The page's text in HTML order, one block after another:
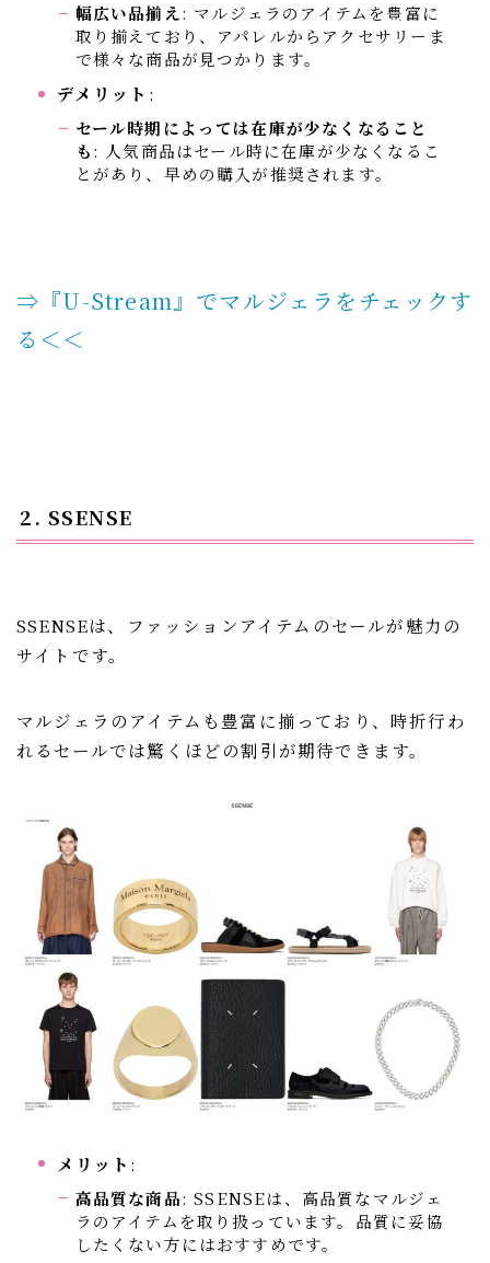
幅広い品揃え: マルジェラのアイテムを豊富に
取り揃えており、アパレルからアクセサリーま
で様々な商品が見つかります。
デメリット :
セール時期によっては在庫が少なくなること
も: 人気商品はセール時に在庫が少なくなるこ
とがあり、早めの購入が推奨されます。
⇒『U-Stream』でマルジェラをチェックす
る＜＜
2. SSENSE
SSENSEは、ファッションアイテムのセールが魅力の
サイトです。
マルジェラのアイテムも豊富に揃っており、時折行わ
れるセールでは驚くほどの割引が期待できます。
メリット :
高品質な商品: SSENSEは、高品質なマルジェ
ラのアイテムを取り扱っています。品質に妥協
したくない方にはおすすめです。